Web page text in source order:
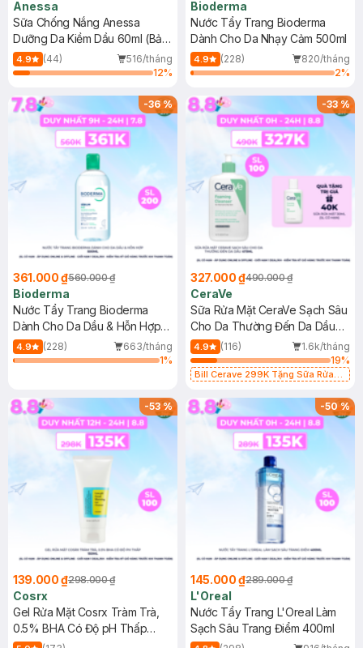
Anessa
Sữa Chống Nắng Anessa
Dưỡng Da Kiềm Dầu 60ml (Bản
Mới)
4.9 (44)
516/tháng
12%
Bioderma
Nước Tẩy Trang Bioderma
Dành Cho Da Nhạy Cảm 500ml
4.9 (228)
820/tháng
2%
-36%
361.000 ₫560.000 ₫
Bioderma
Nước Tẩy Trang Bioderma
Dành Cho Da Dầu & Hỗn Hợp
500ml
4.9 (228)
663/tháng
1%
-33%
327.000 ₫490.000 ₫
CeraVe
Sữa Rửa Mặt CeraVe Sạch Sâu
Cho Da Thường Đến Da Dầu
473ml
4.9 (116)
1.6k/tháng
19%
Bill Cerave 299K Tặng Sữa Rửa
-53%
139.000 ₫298.000 ₫
Cosrx
Gel Rửa Mặt Cosrx Tràm Trà,
0.5% BHA Có Độ pH Thấp
150ml
-50%
145.000 ₫289.000 ₫
L'Oreal
Nước Tẩy Trang L'Oreal Làm
Sạch Sâu Trang Điểm 400ml